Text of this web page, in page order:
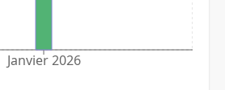
Janvier 2026